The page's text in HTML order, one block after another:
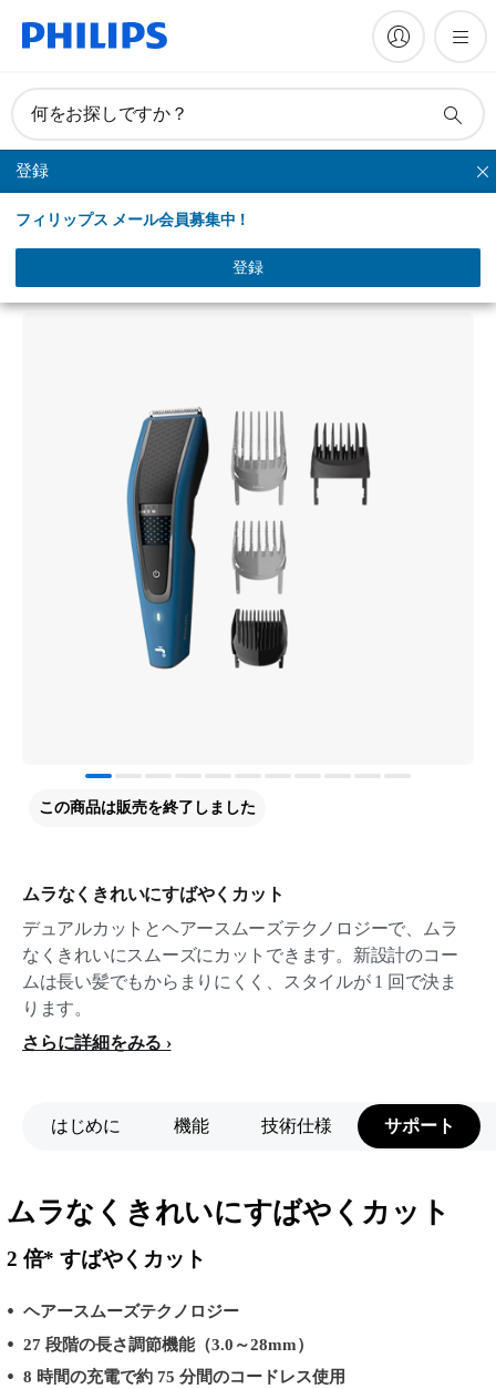
何をお探しですか？
登録
フィリップス メール会員募集中！
登録
シリーズヘアーカッター
ヘアーカッター 5000シリーズ（電動バリカン）
ムラなくきれいにすばやくカット
デュアルカットとヘアースムーズテクノロジーで、ムラ
なくきれいにスムーズにカットできます。新設計のコー
ムは長い髪でもからまりにくく、スタイルが 1 回で決ま
ります。
さらに詳細をみる
この商品は販売を終了しました
はじめに 機能 技術仕様 サポート
ムラなくきれいにすばやくカット
2 倍* すばやくカット
ヘアースムーズテクノロジー
27 段階の長さ調節機能（3.0～28mm）
8 時間の充電で約 75 分間のコードレス使用